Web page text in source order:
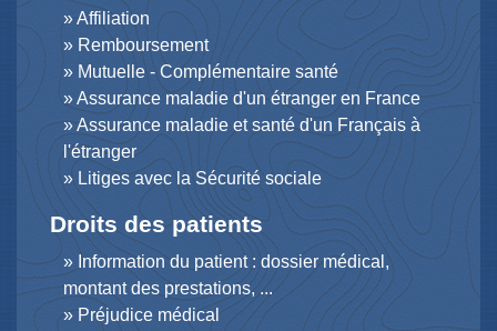
Affiliation
Remboursement
Mutuelle - Complémentaire santé
Assurance maladie d'un étranger en France
Assurance maladie et santé d'un Français à
l'étranger
Litiges avec la Sécurité sociale
Droits des patients
Information du patient : dossier médical,
montant des prestations, ...
Préjudice médical